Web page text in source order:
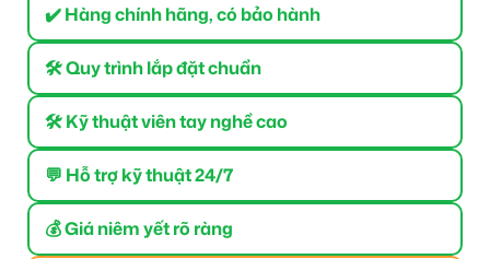
✔️ Hàng chính hãng, có bảo hành
🛠 Quy trình lắp đặt chuẩn
🛠 Kỹ thuật viên tay nghề cao
💬 Hỗ trợ kỹ thuật 24/7
💰 Giá niêm yết rõ ràng